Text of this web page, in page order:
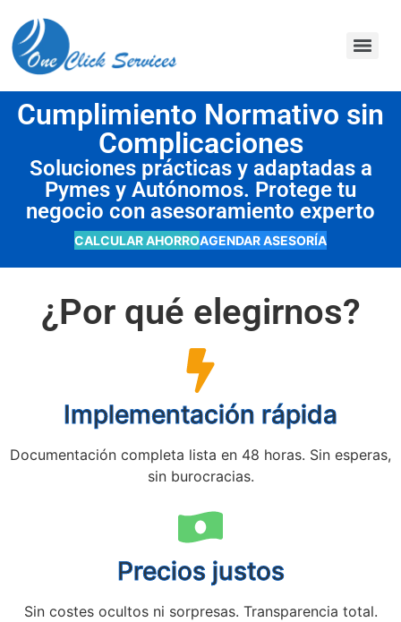
Cumplimiento Normativo sin
Complicaciones
Soluciones prácticas y adaptadas a
Pymes y Autónomos. Protege tu
negocio con asesoramiento experto
CALCULAR AHORROAGENDAR ASESORÍA
¿Por qué elegirnos?
Implementación rápida
Documentación completa lista en 48 horas. Sin esperas,
sin burocracias.
Precios justos
Sin costes ocultos ni sorpresas. Transparencia total.